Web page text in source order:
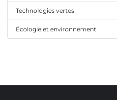
Technologies vertes
Écologie et environnement